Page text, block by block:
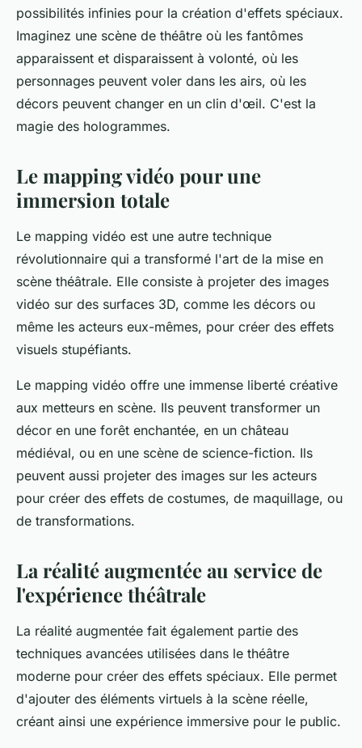
possibilités infinies pour la création d'effets spéciaux.
Imaginez une scène de théâtre où les fantômes
apparaissent et disparaissent à volonté, où les
personnages peuvent voler dans les airs, où les
décors peuvent changer en un clin d'œil. C'est la
magie des hologrammes.
Le mapping vidéo pour une
immersion totale
Le mapping vidéo est une autre technique
révolutionnaire qui a transformé l'art de la mise en
scène théâtrale. Elle consiste à projeter des images
vidéo sur des surfaces 3D, comme les décors ou
même les acteurs eux-mêmes, pour créer des effets
visuels stupéfiants.
Le mapping vidéo offre une immense liberté créative
aux metteurs en scène. Ils peuvent transformer un
décor en une forêt enchantée, en un château
médiéval, ou en une scène de science-fiction. Ils
peuvent aussi projeter des images sur les acteurs
pour créer des effets de costumes, de maquillage, ou
de transformations.
La réalité augmentée au service de
l'expérience théâtrale
La réalité augmentée fait également partie des
techniques avancées utilisées dans le théâtre
moderne pour créer des effets spéciaux. Elle permet
d'ajouter des éléments virtuels à la scène réelle,
créant ainsi une expérience immersive pour le public.